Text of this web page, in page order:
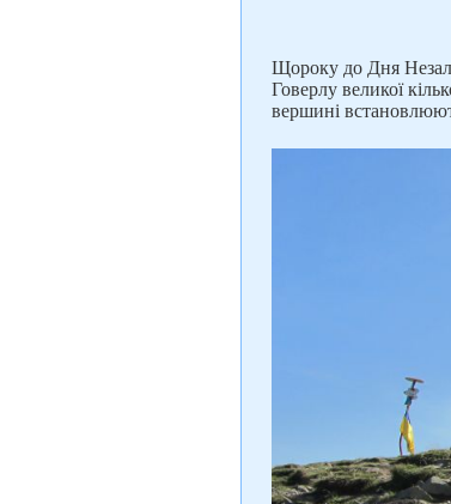
Щороку до Дня
Говерлу великої
вершині